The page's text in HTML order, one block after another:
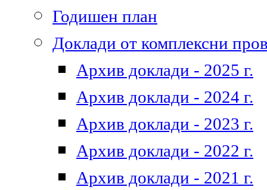
Годишен план
Доклади от комплексни
Архив доклади - 2025 г.
Архив доклади - 2024 г.
Архив доклади - 2023 г.
Архив доклади - 2022 г.
Архив доклади - 2021 г.